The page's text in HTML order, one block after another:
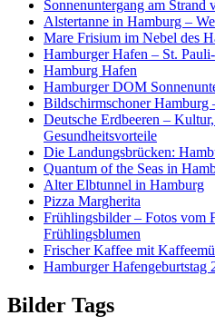
Sonnenuntergang am Strand
Alstertanne in Hamburg –
Mare Frisium im Nebel des
Hamburger Hafen – St.
Hamburg Hafen
Hamburger DOM
Bildschirmschoner Hamburg
Deutsche Erdbeeren –
Gesundheitsvorteile
Die Landungsbrücken:
Quantum of the Seas in
Alter Elbtunnel in Hamburg
Pizza Margherita
Frühlingsbilder – Fotos vom
Frühlingsblumen
Frischer Kaffee mit
Hamburger Hafengeburtstag
Bilder Tags